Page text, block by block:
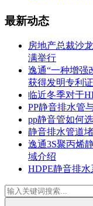
最新动态
房地产总裁沙
满举行
逸通“一种增强
获得发明专利
临近冬季对于
PP静音排水管
pp静音管如何
静音排水管道
逸通3S聚丙烯
域介绍
HDPE静音排